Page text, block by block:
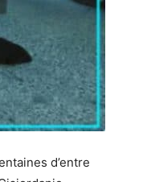
d’entre